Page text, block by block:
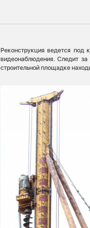
Реконструкция ведется под
видеонаблюдения. Следит
строительной площадке